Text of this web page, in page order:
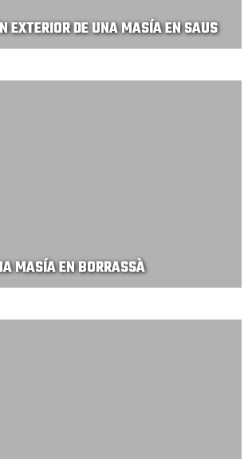
EXTERIOR DE UNA MASÍA EN SAUS
MASÍA EN BORRASSÀ